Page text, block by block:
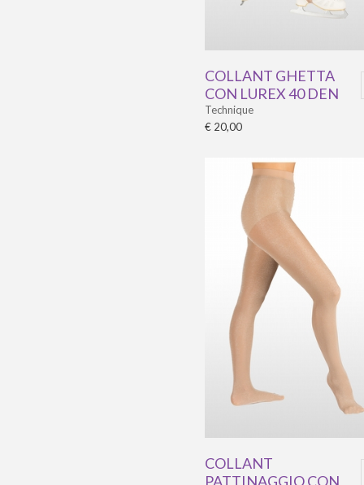
COLLANT GHETTA
CON LUREX 40 DEN
Technique
€ 20,00
COLLANT
PATTINAGGIO CON